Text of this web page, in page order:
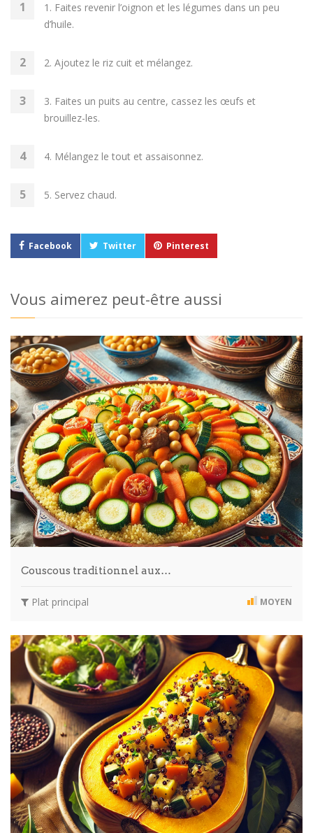
1. Faites revenir l’oignon et les légumes dans un peu
d’huile.
2. Ajoutez le riz cuit et mélangez.
3. Faites un puits au centre, cassez les œufs et
brouillez-les.
4. Mélangez le tout et assaisonnez.
5. Servez chaud.
Facebook Twitter Pinterest
Vous aimerez peut-être aussi
Couscous traditionnel aux…
Plat principal MOYEN